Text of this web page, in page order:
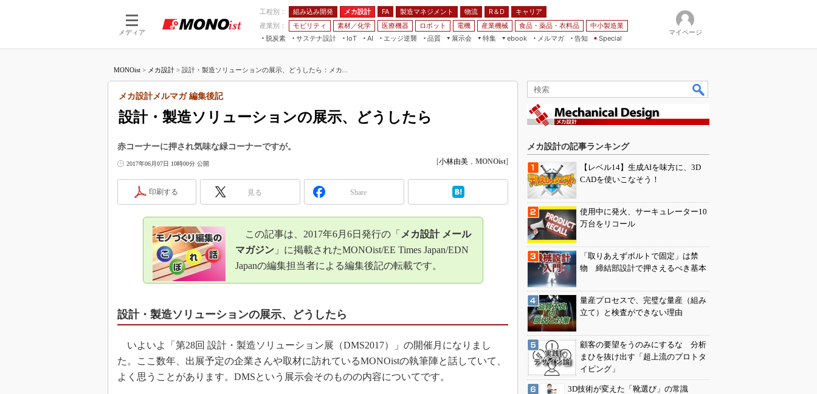
メディア
工程別： 組み込み開発 メカ設計 FA 製造マネジメント 物流 R＆D
キャリア
産業別：
モビリティ 素材／化学 医療機器 ロボット 電機 産業機械 食品・薬品・衣料品
中小製造業
脱炭素
サステナ設計
IoT
つながる工場
AI
AI×設備保全
エッジ逆襲 品質
展示会
JIMTOF
IIFES
人テク展
EdgeTech+
日本ものづくりワールド
AUTOMOTIVE WORLD
産業オープンネット展
特集
VR／AR
フィールドサービス
組み込みモデリング
Windows Embedded
車載ソフト開発
ISO26262
イノベーション
製造業ビッグデータ
ebook
FA
モビリティ
メルマガ
告知 Special
マイページ
MONOist > メカ設計 > 設計・製造ソリューションの展示、どうしたら：メカ...
設計・製造ソリューションの展示、どうしたら
メカ設計メルマガ 編集後記
赤コーナーに押され気味な緑コーナーですが。
2017年06月07日 10時00分 公開 [小林由美 ， MONOist]
印刷する 見る Share
この記事は、2017年6月6日発行の「 メカ設計 メール
マガジン」に掲載されたMONOist/EE Times Japan/EDN
Japanの編集担当者による編集後記の転載です。
設計・製造ソリューションの展示、どうしたら
いよいよ「第28回 設計・製造ソリューション展（DMS2017）」の開催月になりまし
た。ここ数年、出展予定の企業さんや取材に訪れているMONOistの執筆陣と話していて、
よく思うことがあります。DMSという展示会そのものの内容についてです。
メカ設計の記事ランキング
【レベル14】生成AIを味方に、3D
CADを使いこなそう！
使用中に発火、サーキュレーター10
万台をリコール
「取りあえずボルトで固定」は禁
物 締結部設計で押さえるべき基本
量産プロセスで、完璧な量産（組み
立て）と検査ができない理由
顧客の要望をうのみにするな 分析
まひを抜け出す「超上流のプロトタ
イピング」
3D技術が変えた「靴選び」の常識